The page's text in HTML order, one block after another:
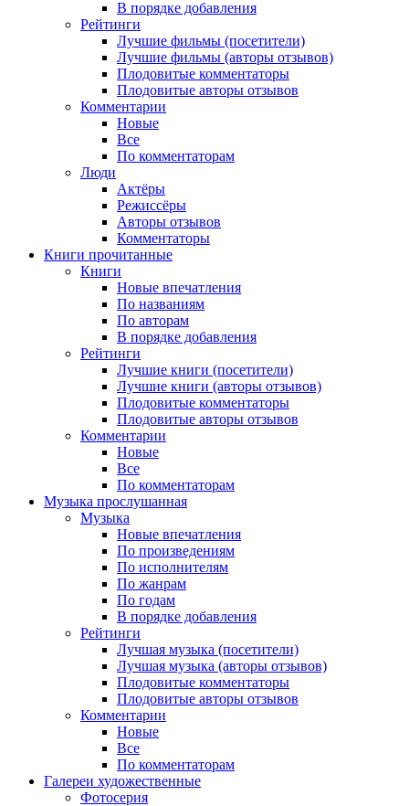
В порядке добавления
Рейтинги
Лучшие фильмы (посетители)
Лучшие фильмы (авторы отзывов)
Плодовитые комментаторы
Плодовитые авторы отзывов
Комментарии
Новые
Все
По комментаторам
Люди
Актёры
Режиссёры
Авторы отзывов
Комментаторы
Книги прочитанные
Книги
Новые впечатления
По названиям
По авторам
В порядке добавления
Рейтинги
Лучшие книги (посетители)
Лучшие книги (авторы отзывов)
Плодовитые комментаторы
Плодовитые авторы отзывов
Комментарии
Новые
Все
По комментаторам
Музыка прослушанная
Музыка
Новые впечатления
По произведениям
По исполнителям
По жанрам
По годам
В порядке добавления
Рейтинги
Лучшая музыка (посетители)
Лучшая музыка (авторы отзывов)
Плодовитые комментаторы
Плодовитые авторы отзывов
Комментарии
Новые
Все
По комментаторам
Галереи художественные
Фотосерия